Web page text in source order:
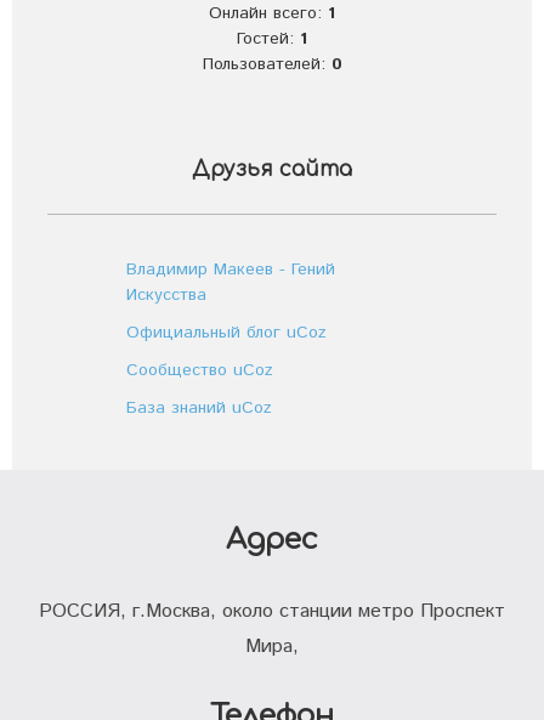
Онлайн всего: 1
Гостей: 1
Пользователей: 0
Друзья сайта
Владимир Макеев - Гений
Искусства
Официальный блог uCoz
Сообщество uCoz
База знаний uCoz
Адрес
РОССИЯ, г.Москва, около станции метро Проспект
Мира,